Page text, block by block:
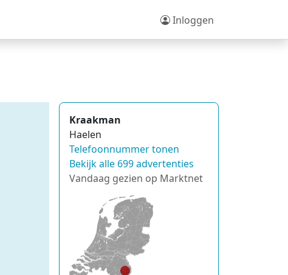
Inloggen
Kraakman
Haelen
Telefoonnummer tonen
Bekijk alle 699 advertenties
Vandaag gezien op Marktnet